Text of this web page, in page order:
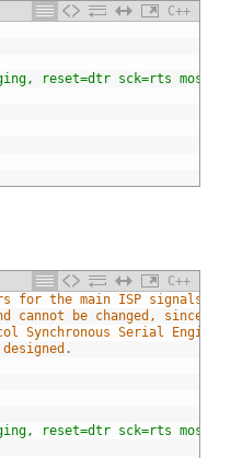
C++
reset=dtr sck=rts
C++
for the main ISP signals
cannot be changed, since
Synchronous Serial Engine
reset=dtr sck=rts